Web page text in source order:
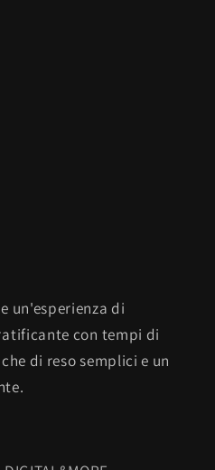
un'esperienza di
con tempi di
di reso semplici e un